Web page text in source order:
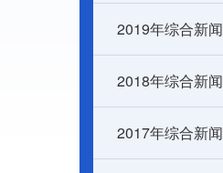
2019年综合新闻
2018年综合新闻
2017年综合新闻